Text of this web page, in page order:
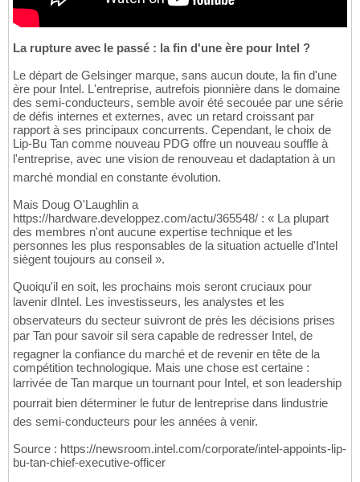
La rupture avec le passé : la fin d'une ère pour Intel ?
Le départ de Gelsinger marque, sans aucun doute, la fin d'une
ère pour Intel. L'entreprise, autrefois pionnière dans le domaine
des semi-conducteurs, semble avoir été secouée par une série
de défis internes et externes, avec un retard croissant par
rapport à ses principaux concurrents. Cependant, le choix de
Lip-Bu Tan comme nouveau PDG offre un nouveau souffle à
l'entreprise, avec une vision de renouveau et dadaptation à un
marché mondial en constante évolution.
Mais Doug O'Laughlin a
https://hardware.developpez.com/actu/365548/ : « La plupart
des membres n'ont aucune expertise technique et les
personnes les plus responsables de la situation actuelle d'Intel
siègent toujours au conseil ».
Quoiqu'il en soit, les prochains mois seront cruciaux pour
lavenir dIntel. Les investisseurs, les analystes et les
observateurs du secteur suivront de près les décisions prises
par Tan pour savoir sil sera capable de redresser Intel, de
regagner la confiance du marché et de revenir en tête de la
compétition technologique. Mais une chose est certaine :
larrivée de Tan marque un tournant pour Intel, et son leadership
pourrait bien déterminer le futur de lentreprise dans lindustrie
des semi-conducteurs pour les années à venir.
Source : https://newsroom.intel.com/corporate/intel-appoints-lip-
bu-tan-chief-executive-officer